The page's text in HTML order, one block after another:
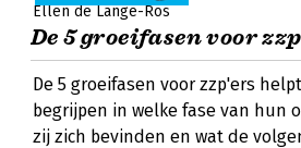
Ellen de Lange-Ros
De 5 groeifasen voor
De 5 groeifasen voor zzp'ers
begrijpen in welke fase van hun
zij zich bevinden en wat de